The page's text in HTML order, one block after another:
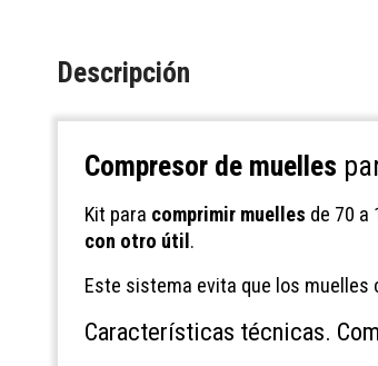
Descripción
Compresor de muelles
Kit para comprimir muelles de 70 a
con otro útil.
Este sistema evita que los
Características técnicas.